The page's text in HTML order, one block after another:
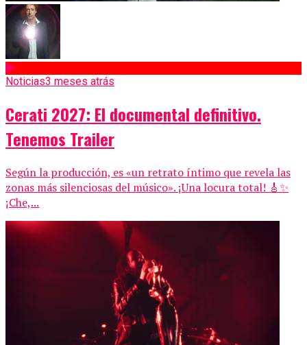
Noticias3 meses atrás
Cerati 2027: El documental definitivo.
Tenemos Trailer
Según la producción, es «un retrato íntimo que revela las
zonas más silenciosas del músico». ¡Una locura total! 🎸✨
¡Che,...